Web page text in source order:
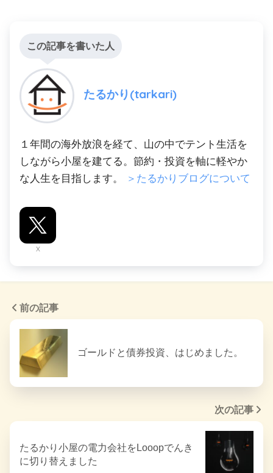
この記事を書いた人
たるかり(tarkari)
１年間の海外放浪を経て、山の中でテント生活を
しながら小屋を建てる。節約・投資を軸に軽やか
な人生を目指します。
＞たるかりブログについて
X
前の記事
ゴールドと債券投資、はじめました。
次の記事
たるかり小屋の電力会社をLooopでんき
に切り替えました